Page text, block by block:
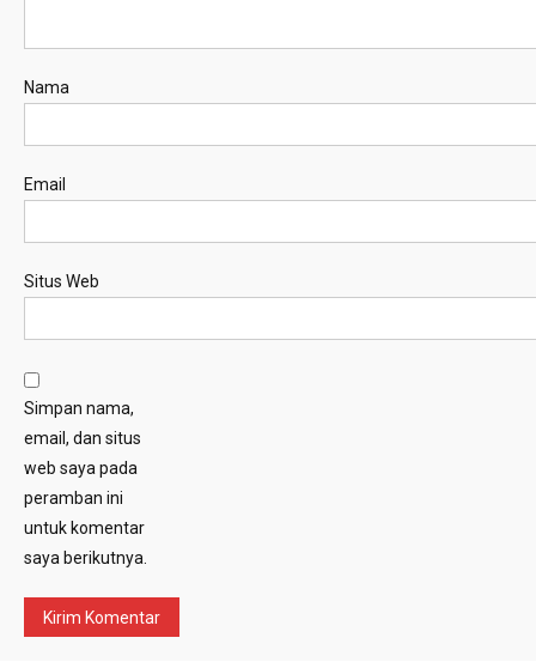
Nama
Email
Situs Web
Simpan nama,
email, dan situs
web saya pada
peramban ini
untuk komentar
saya berikutnya.